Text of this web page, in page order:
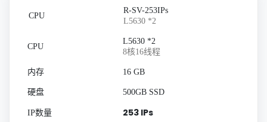
R-SV-253IPs
L5630 *2
L5630 *2
8核16线程
16 GB
500GB SSD
253 IPs